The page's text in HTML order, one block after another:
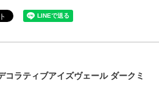
コラティブアイズヴェール ダークミ